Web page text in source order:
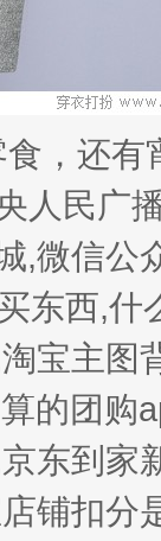
还有
人民广
,微信公
东西,什
宝主图
的团购
东到家
铺扣分